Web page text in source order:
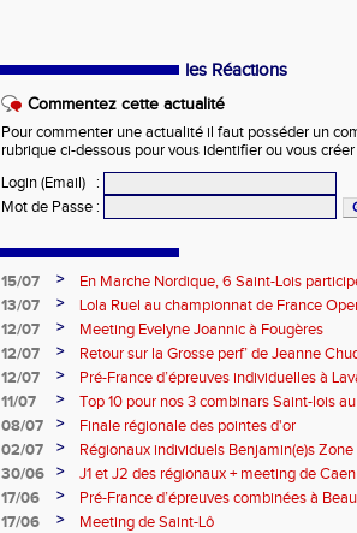
les Réactions
Commentez cette actualité
Pour commenter une actualité il faut posséder un
rubrique ci-dessous pour vous identifier ou vous
Login (Email)
:
Mot de Passe :
15/07 >
En Marche Nordique, 6 Saint-Lois
13/07
>
Lola Ruel au championnat de France
12/07
>
Meeting Evelyne Joannic à Fougères
12/07
>
Retour sur la Grosse perf’ de Jeanne
de l’Est Lyonnais
12/07 >
Pré-France d’épreuves individuelles à
11/07
>
Top 10 pour nos 3 combinars Saint-lois
d'EC à Aix-en-Provence
08/07 >
Finale régionale des pointes d'or
02/07
>
Régionaux individuels Benjamin(e)s
30/06
>
J1 et J2 des régionaux + meeting de Caen
17/06
>
Pré-France d’épreuves combinées à
17/06
>
Meeting de Saint-Lô